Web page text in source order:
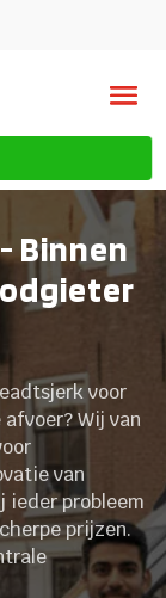
Binnen
voor
Wij van
van
ieder probleem
prijzen.